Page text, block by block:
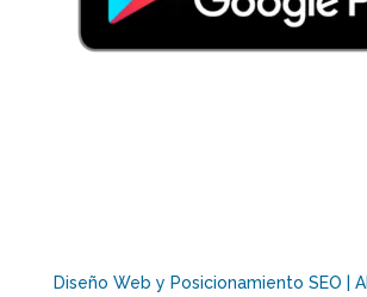
Diseño Web y Posicionamiento SEO |